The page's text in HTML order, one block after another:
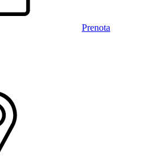
Prenota